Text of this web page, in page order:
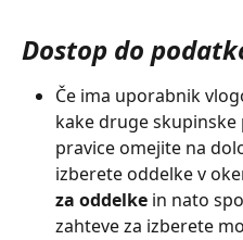
Dostop do
Če ima uporabnik
kake druge
pravice omejite na
izberete oddelke v
za oddelke in nato
zahteve za izberete